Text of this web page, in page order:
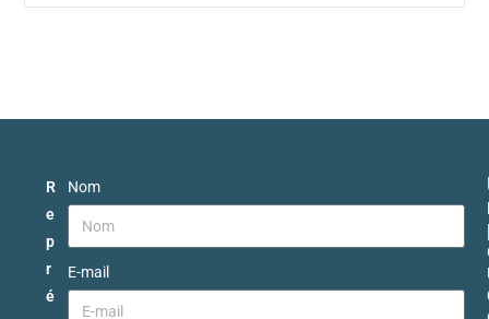
R
e
p
r
é
Nom
E-mail